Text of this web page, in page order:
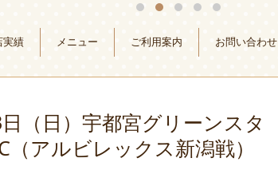
実績 メニュー ご利用案内 お問い合わせ
（日）宇都宮グリーンスタ
（アルビレックス新潟戦）